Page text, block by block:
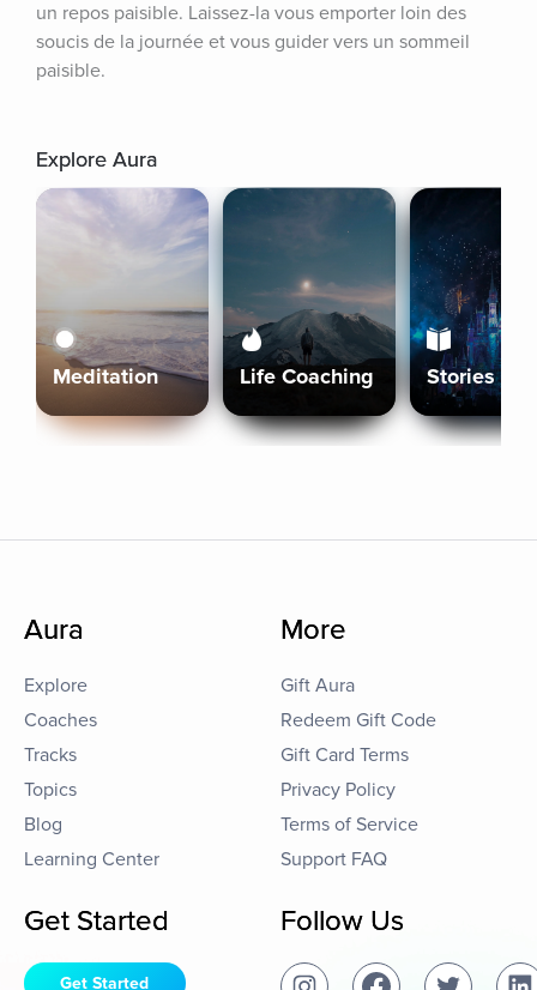
un repos paisible. Laissez-la vous emporter loin des
soucis de la journée et vous guider vers un sommeil
paisible.
Explore Aura
Meditation Life Coaching Stories
Aura
Explore
Coaches
Tracks
Topics
Blog
Learning Center
More
Gift Aura
Redeem Gift Code
Gift Card Terms
Privacy Policy
Terms of Service
Support FAQ
Get Started
Get Started
Follow Us